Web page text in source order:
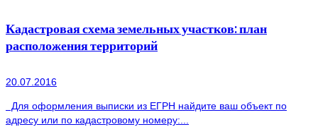
Кадастровая схема земельных участков: план
расположения территорий
20.07.2016
Для оформления выписки из ЕГРН найдите ваш объект по
адресу или по кадастровому номеру:...